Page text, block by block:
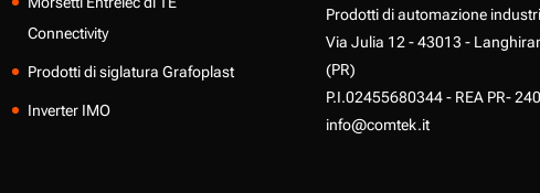
Connectivity
Prodotti di siglatura Grafoplast
Inverter IMO
Prodotti di automazione
Via Julia 12 - 43013 -
(PR)
P.I.02455680344 - REA PR-
info@comtek.it